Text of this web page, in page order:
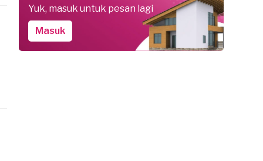
Yuk, masuk untuk pesan lagi
Masuk